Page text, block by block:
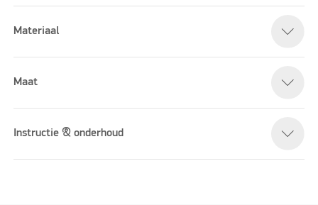
Materiaal
Maat
Instructie & onderhoud